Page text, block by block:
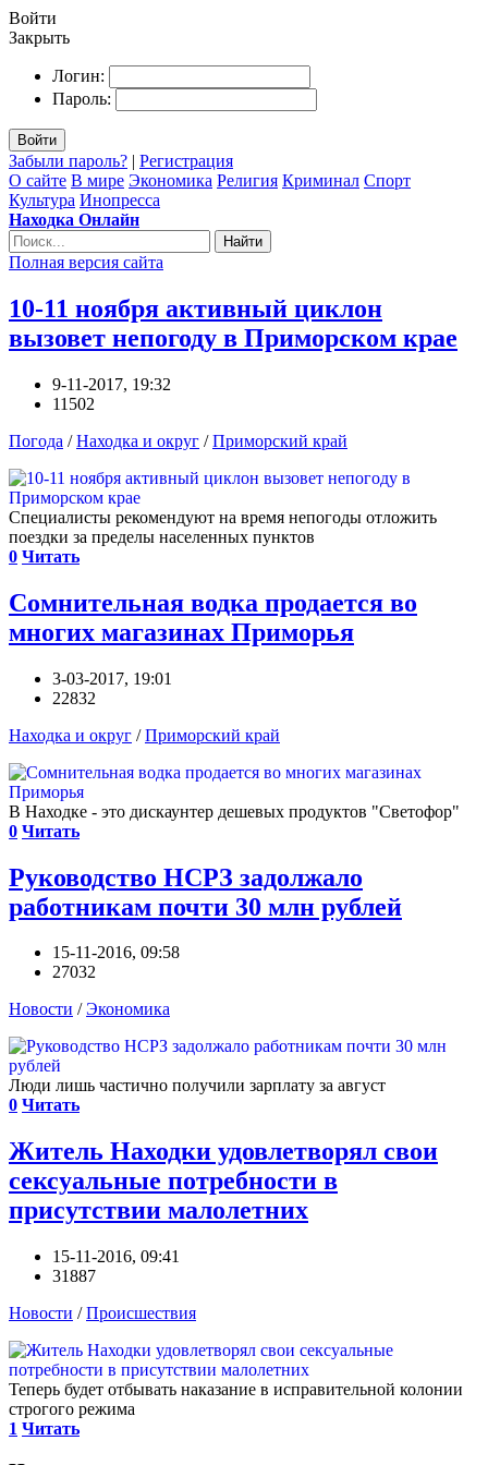
Войти
Закрыть
Логин:
Пароль:
Войти
Забыли пароль? | Регистрация
О сайте В мире Экономика Религия Криминал Спорт
Культура Инопресса
Находка Онлайн
Найти
Полная версия сайта
10-11 ноября активный циклон
вызовет непогоду в Приморском крае
9-11-2017, 19:32
11502
Погода /Находка и округ /Приморский край
Специалисты рекомендуют на время непогоды отложить
поездки за пределы населенных пунктов
0 Читать
Сомнительная водка продается во
многих магазинах Приморья
3-03-2017, 19:01
22832
Находка и округ /Приморский край
В Находке - это дискаунтер дешевых продуктов "Светофор"
0 Читать
Руководство НСРЗ задолжало
работникам почти 30 млн рублей
15-11-2016, 09:58
27032
Новости /Экономика
Люди лишь частично получили зарплату за август
0 Читать
Житель Находки удовлетворял свои
сексуальные потребности в
присутствии малолетних
15-11-2016, 09:41
31887
Новости /Происшествия
Теперь будет отбывать наказание в исправительной колонии
строгого режима
1 Читать